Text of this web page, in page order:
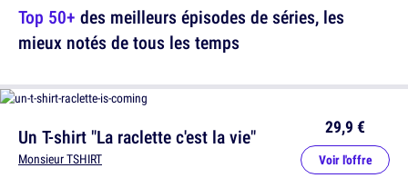
Top 50+ des meilleurs épisodes de séries, les
mieux notés de tous les temps
Un T-shirt "La raclette c'est la vie"
Monsieur TSHIRT
29,9 €
Voir l'offre